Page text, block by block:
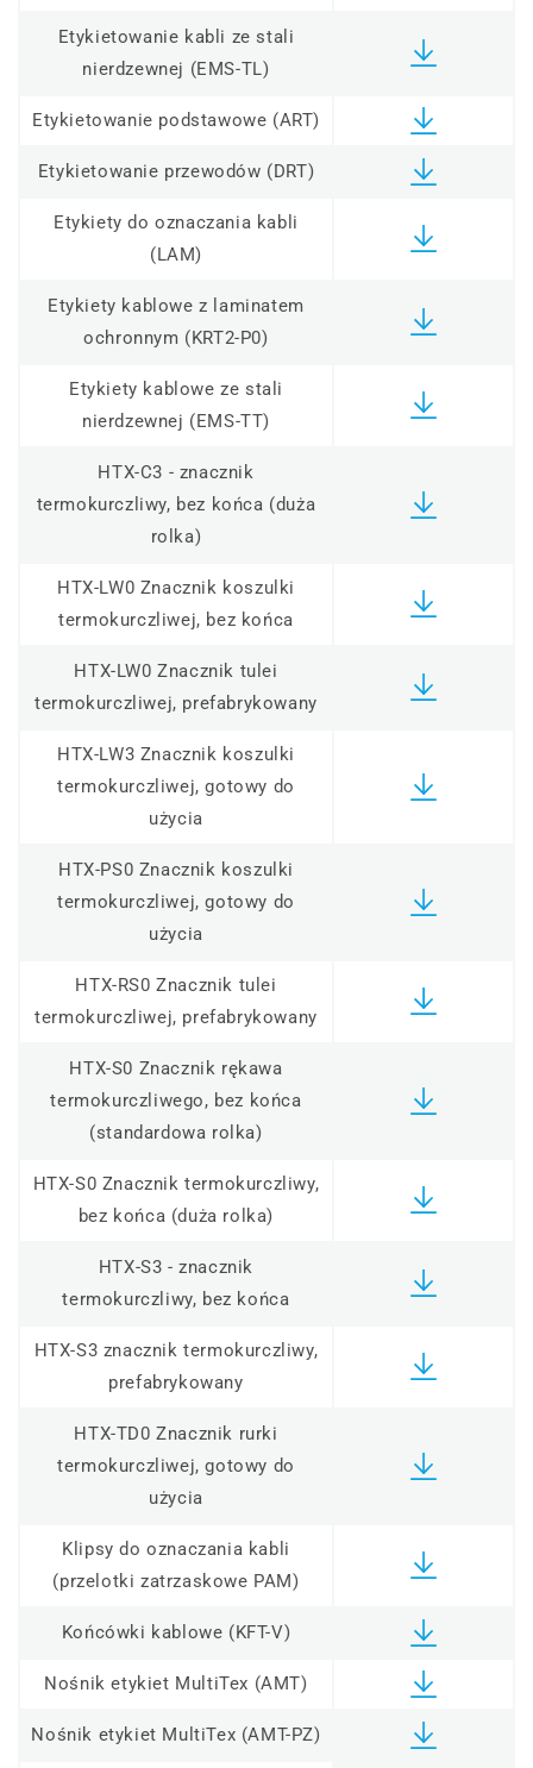
Etykietowanie kabli ze stali
nierdzewnej (EMS-TL)
Etykietowanie podstawowe (ART)
Etykietowanie przewodów (DRT)
Etykiety do oznaczania kabli
(LAM)
Etykiety kablowe z laminatem
ochronnym (KRT2-P0)
Etykiety kablowe ze stali
nierdzewnej (EMS-TT)
HTX-C3 - znacznik
termokurczliwy, bez końca (duża
rolka)
HTX-LW0 Znacznik koszulki
termokurczliwej, bez końca
HTX-LW0 Znacznik tulei
termokurczliwej, prefabrykowany
HTX-LW3 Znacznik koszulki
termokurczliwej, gotowy do
użycia
HTX-PS0 Znacznik koszulki
termokurczliwej, gotowy do
użycia
HTX-RS0 Znacznik tulei
termokurczliwej, prefabrykowany
HTX-S0 Znacznik rękawa
termokurczliwego, bez końca
(standardowa rolka)
HTX-S0 Znacznik termokurczliwy,
bez końca (duża rolka)
HTX-S3 - znacznik
termokurczliwy, bez końca
HTX-S3 znacznik termokurczliwy,
prefabrykowany
HTX-TD0 Znacznik rurki
termokurczliwej, gotowy do
użycia
Klipsy do oznaczania kabli
(przelotki zatrzaskowe PAM)
Końcówki kablowe (KFT-V)
Nośnik etykiet MultiTex (AMT)
Nośnik etykiet MultiTex (AMT-PZ)